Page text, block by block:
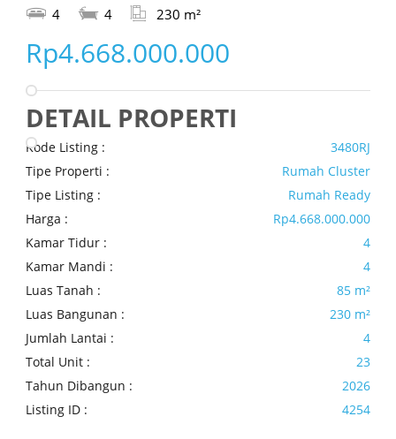
4 4 230 m²
Rp4.668.000.000
DETAIL PROPERTI
Kode Listing :
3480RJ
Tipe Properti :
Rumah Cluster
Tipe Listing :
Rumah Ready
Harga :
Rp4.668.000.000
Kamar Tidur :
4
Kamar Mandi :
4
Luas Tanah :
85 m²
Luas Bangunan :
230 m²
Jumlah Lantai :
4
Total Unit :
23
Tahun Dibangun :
2026
Listing ID :
4254